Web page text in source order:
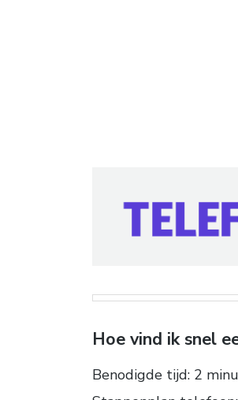
Hoe vind ik snel
Benodigde tijd: 2